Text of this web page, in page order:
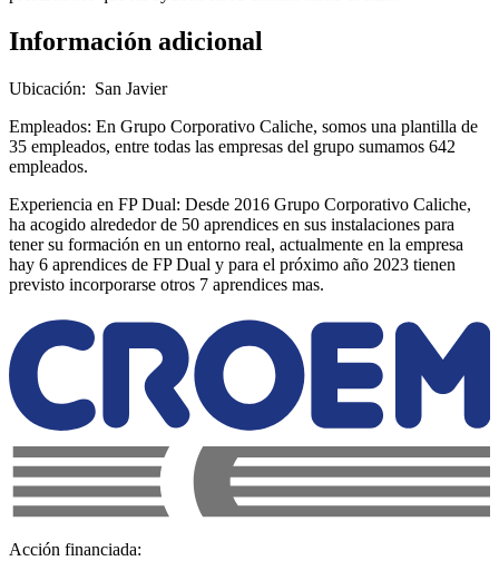
Información adicional
Ubicación: San Javier
Empleados: En Grupo Corporativo Caliche, somos una plantilla de
35 empleados, entre todas las empresas del grupo sumamos 642
empleados.
Experiencia en FP Dual: Desde 2016 Grupo Corporativo Caliche,
ha acogido alrededor de 50 aprendices en sus instalaciones para
tener su formación en un entorno real, actualmente en la empresa
hay 6 aprendices de FP Dual y para el próximo año 2023 tienen
previsto incorporarse otros 7 aprendices mas.
Acción financiada: